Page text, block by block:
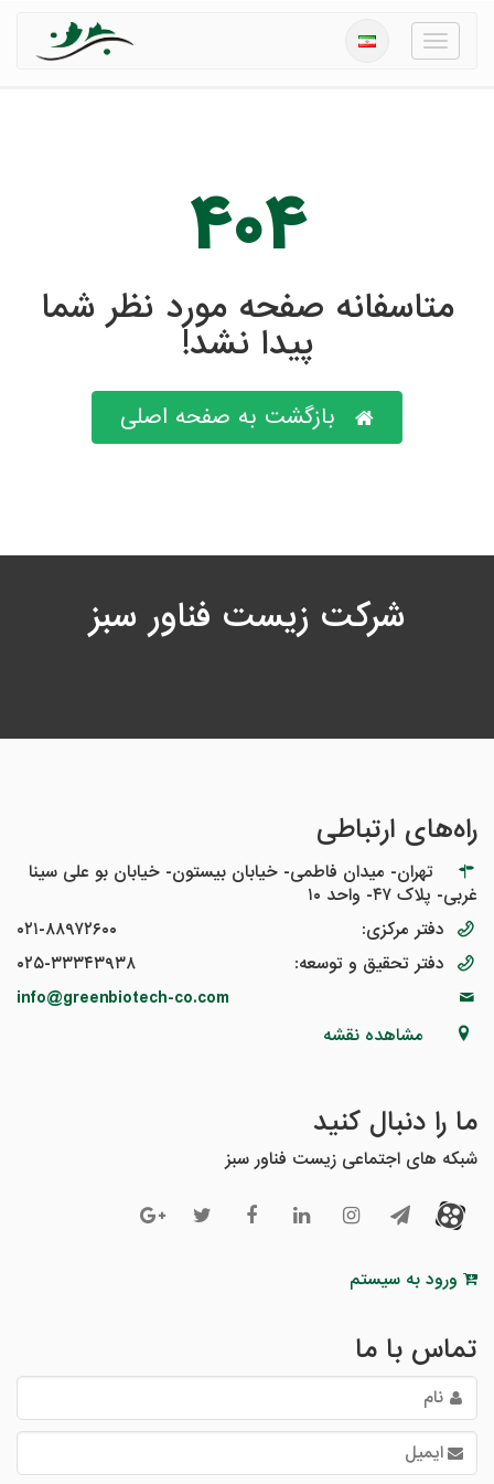
منو
۴۰۴
متاسفانه صفحه مورد نظر شما
پیدا نشد!
بازگشت به صفحه اصلی
شرکت زیست فناور سبز
راه‌های ارتباطی
تهران- میدان فاطمی- خیابان بیستون- خیابان بو علی سینا
غربی- پلاک ۴۷- واحد ۱۰
دفتر مرکزی:
۰۲۱-۸۸۹۷۲۶۰۰
دفتر تحقیق و توسعه:
۰۲۵-۳۳۳۴۳۹۳۸
info@greenbiotech-co.com
مشاهده نقشه
ما را دنبال کنید
شبکه های اجتماعی زیست فناور سبز
ورود به سیستم
تماس با ما
نام
ایمیل